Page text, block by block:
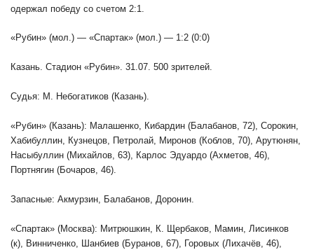
одержал победу со счетом 2:1.
«Рубин» (мол.) — «Спартак» (мол.) — 1:2 (0:0)
Казань. Стадион «Рубин». 31.07. 500 зрителей.
Судья: М. Небогатиков (Казань).
«Рубин» (Казань): Малашенко, Кибардин (Балабанов, 72), Сорокин,
Хабибуллин, Кузнецов, Петролай, Миронов (Коблов, 70), Арутюнян,
Насыбуллин (Михайлов, 63), Карлос Эдуардо (Ахметов, 46),
Портнягин (Бочаров, 46).
Запасные: Акмурзин, Балабанов, Доронин.
«Спартак» (Москва): Митрюшкин, К. Щербаков, Мамин, Лисинков
(к), Винниченко, Шанбиев (Буранов, 67), Горовых (Лихачёв, 46),